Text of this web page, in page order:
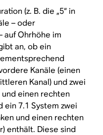
(z. B. die „5“ in
– oder
auf Ohrhöhe im
an, ob ein
Kanäle (einen
Kanal) und zwei
und einen rechten
ein 7.1 System zwei
und einen rechten
enthält. Diese sind